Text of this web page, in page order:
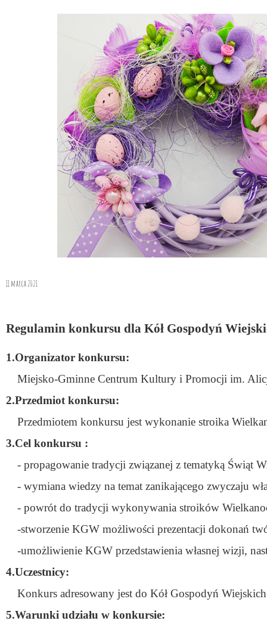
11 marca 2021
Regulamin konkursu dla Kół Gospodyń
1.Organizator konkursu:
Miejsko-Gminne Centrum Kultury i Promocji im.
2.Przedmiot konkursu:
Przedmiotem konkursu jest wykonanie stroika
3.Cel konkursu :
- propagowanie tradycji związanej z tematyką Świąt
- wymiana wiedzy na temat zanikającego zwyczaju
- powrót do tradycji wykonywania stroików
-stworzenie KGW możliwości prezentacji dokonań
-umożliwienie KGW przedstawienia własnej wizji,
4.Uczestnicy:
Konkurs adresowany jest do Kół Gospodyń
5.Warunki udziału w konkursie: